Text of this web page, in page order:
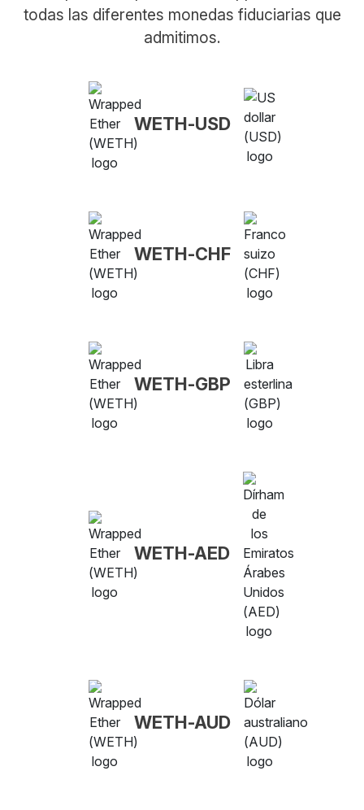
todas las diferentes monedas fiduciarias que
admitimos.
WETH-USD
WETH-CHF
WETH-GBP
WETH-AED
WETH-AUD